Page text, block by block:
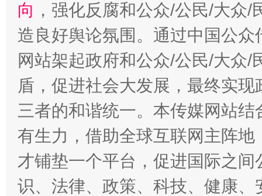
向 ，强化反腐和公众/公民/大众
造良好舆论氛围。通过中国公
网站架起政府和公众/公民/大众
盾，促进社会大发展，最终实
三者的和谐统一。本传媒网站
有生力，借助全球互联网主阵
才铺垫一个平台，促进国际之
识、法律、政策、科技、健康